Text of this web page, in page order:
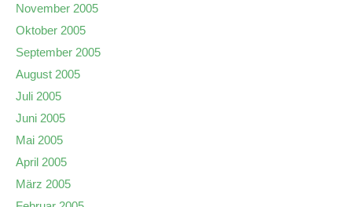
November 2005
Oktober 2005
September 2005
August 2005
Juli 2005
Juni 2005
Mai 2005
April 2005
März 2005